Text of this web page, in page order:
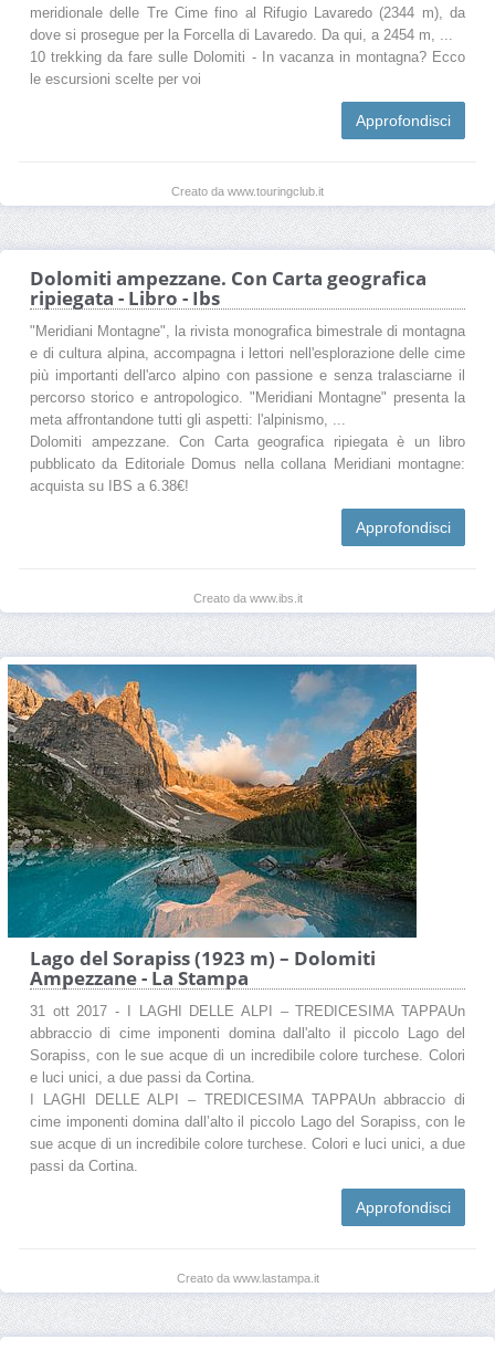
meridionale delle Tre Cime fino al Rifugio Lavaredo (2344 m), da
dove si prosegue per la Forcella di Lavaredo. Da qui, a 2454 m, ...
10 trekking da fare sulle Dolomiti - In vacanza in montagna? Ecco
le escursioni scelte per voi
Approfondisci
Creato da www.touringclub.it
Dolomiti ampezzane. Con Carta geografica
ripiegata - Libro - Ibs
"Meridiani Montagne", la rivista monografica bimestrale di montagna
e di cultura alpina, accompagna i lettori nell'esplorazione delle cime
più importanti dell'arco alpino con passione e senza tralasciarne il
percorso storico e antropologico. "Meridiani Montagne" presenta la
meta affrontandone tutti gli aspetti: l'alpinismo, ...
Dolomiti ampezzane. Con Carta geografica ripiegata è un libro
pubblicato da Editoriale Domus nella collana Meridiani montagne:
acquista su IBS a 6.38€!
Approfondisci
Creato da www.ibs.it
Lago del Sorapiss (1923 m) – Dolomiti
Ampezzane - La Stampa
31 ott 2017 - I LAGHI DELLE ALPI – TREDICESIMA TAPPAUn
abbraccio di cime imponenti domina dall'alto il piccolo Lago del
Sorapiss, con le sue acque di un incredibile colore turchese. Colori
e luci unici, a due passi da Cortina.
I LAGHI DELLE ALPI – TREDICESIMA TAPPAUn abbraccio di
cime imponenti domina dall’alto il piccolo Lago del Sorapiss, con le
sue acque di un incredibile colore turchese. Colori e luci unici, a due
passi da Cortina.
Approfondisci
Creato da www.lastampa.it